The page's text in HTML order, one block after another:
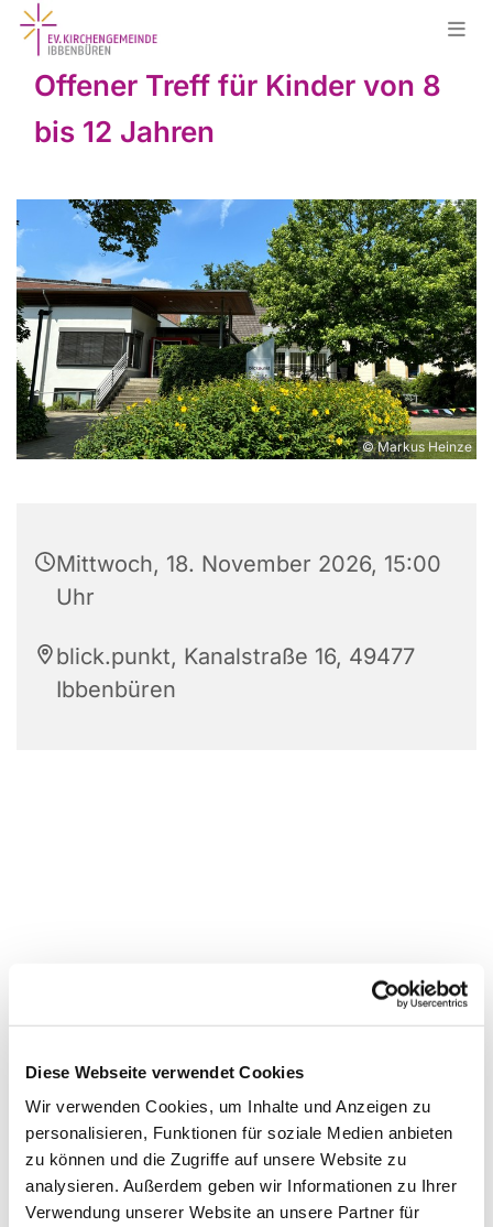
Diese Webseite verwendet Cookies
Wir verwenden Cookies, um Inhalte und Anzeigen zu
personalisieren, Funktionen für soziale Medien anbieten
zu können und die Zugriffe auf unsere Website zu
analysieren. Außerdem geben wir Informationen zu Ihrer
Verwendung unserer Website an unsere Partner für
Offener Treff für Kinder von 8
bis 12 Jahren
© Markus Heinze
Mittwoch, 18. November 2026, 15:00
Uhr
blick.punkt, Kanalstraße 16, 49477
Ibbenbüren